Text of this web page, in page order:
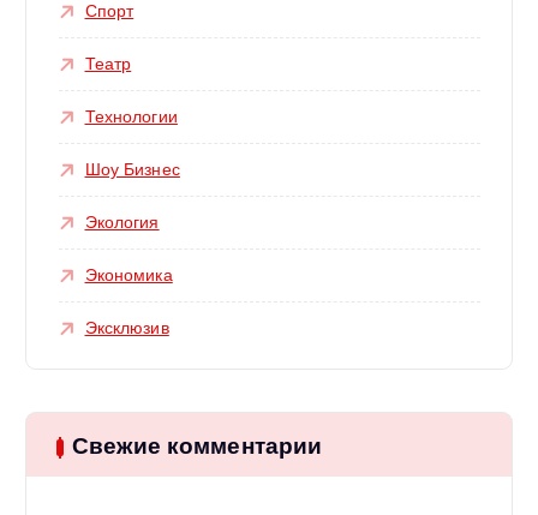
Спорт
Театр
Технологии
Шоу Бизнес
Экология
Экономика
Эксклюзив
Свежие комментарии